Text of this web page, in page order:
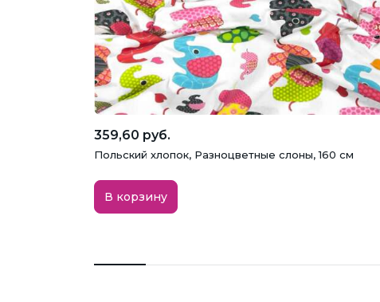
359,60 руб.
Польский хлопок, Разноцветные слоны, 160 см
В корзину